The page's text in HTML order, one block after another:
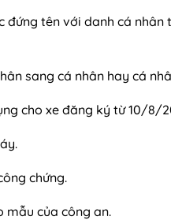
đứng tên với danh cá
sang cá nhân hay cá
cho xe đăng ký từ 10/8/
chứng.
mẫu của công an.